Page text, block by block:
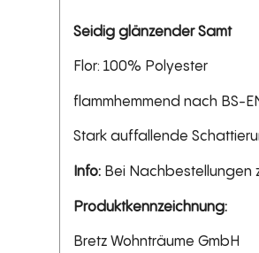
Seidig glänzender Samt
Flor: 100% Polyester
flammhemmend nach BS-
Stark auffallende
Info: Bei Nachbestellungen
Produktkennzeichnung:
Bretz Wohnträume GmbH